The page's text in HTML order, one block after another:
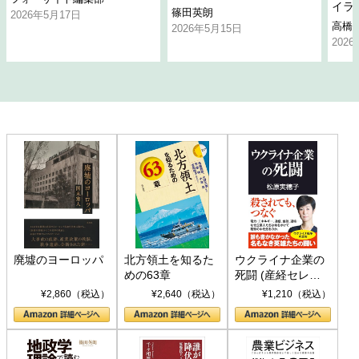
2026年5月17日
篠田英朗
2026年5月15日
イラ
高橋
2026
廃墟のヨーロッパ
¥2,860（税込）
北方領土を知るた
めの63章
¥2,640（税込）
ウクライナ企業の
死闘 (産経セレク
ト S 039)¥1,210（税込）